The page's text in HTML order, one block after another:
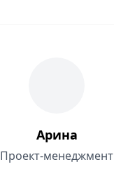
Арина
Проект-менеджмент